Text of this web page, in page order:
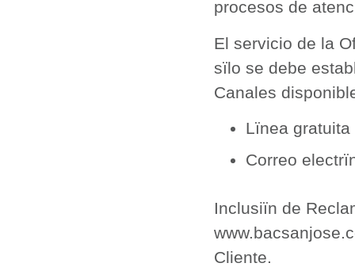
procesos de
El servicio de la
sïlo se debe
Canales
Lïnea
Correo
Inclusiïn de
Cliente.